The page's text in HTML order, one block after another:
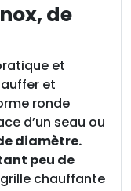
de
et
et
ronde
d’un seau ou
diamètre.
peu de
chauffante